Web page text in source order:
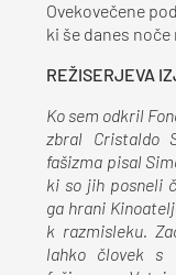
Ovekovečene
ki še danes
REŽISERJEVA
Ko sem odkril
zbral Cristaldo
fašizma pisal
ki so jih posneli
ga hrani
k razmisleku.
lahko človek s